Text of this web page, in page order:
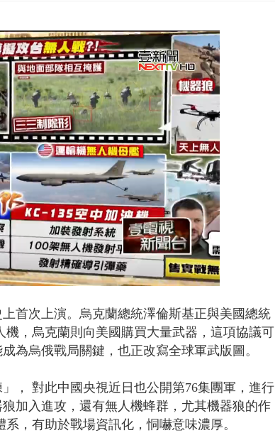
師涉龐大洗錢鏈 通緝港...
算 韓國瑜勸她思考「今年...
首次上演。烏克蘭總統澤倫斯基正與美國總統
，烏克蘭則向美國購買大量武器，這項協議可
為烏俄戰局關鍵，也正改寫全球軍武版圖。
， 對此中國央視近日也公開第76集團軍，進行
加入進攻，還有無人機蜂群，尤其機器狼的作
，有助於戰場資訊化，恫嚇意味濃厚。